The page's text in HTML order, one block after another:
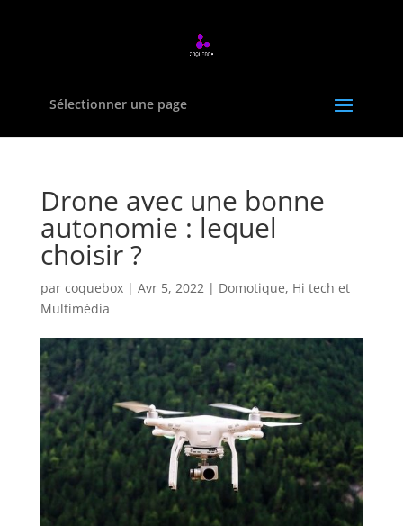
Sélectionner une page
Drone avec une bonne
autonomie : lequel
choisir ?
par coquebox| Avr 5, 2022| Domotique, Hi tech et
Multimédia